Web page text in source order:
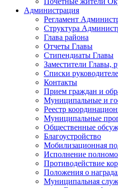
Администрация
Регламент
Структура
Глава района
Отчеты Главы
Стипендиаты Главы
Заместители Главы,
Списки
Контакты
Прием граждан и
Муниципальные и
Реестр
Муниципальные
Общественные
Благоустройство
Мобилизационная
Исполнение
Противодействие
Положения о
Муниципальная